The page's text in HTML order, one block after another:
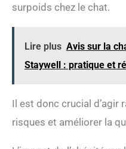
surpoids chez le chat.
Lire plus Avis sur la
Staywell : pratique et
Il est donc crucial d’agir
risques et améliorer la